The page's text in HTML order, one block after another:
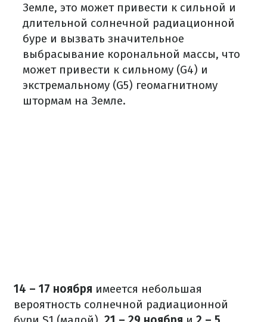
Земле, это может привести к сильной и
длительной солнечной радиационной
буре и вызвать значительное
выбрасывание корональной массы, что
может привести к сильному (G4) и
экстремальному (G5) геомагнитному
штормам на Земле.
14 – 17 ноября имеется небольшая
вероятность солнечной радиационной